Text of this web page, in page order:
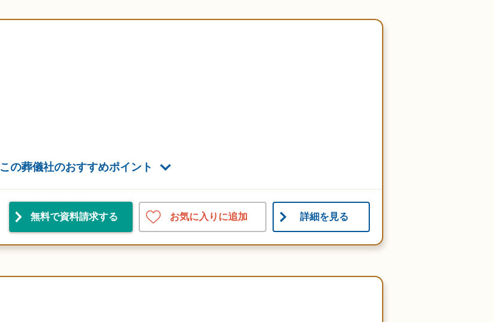
この葬儀社のおすすめポイント
無料で資料請求する お気に入りに追加 詳細を見る